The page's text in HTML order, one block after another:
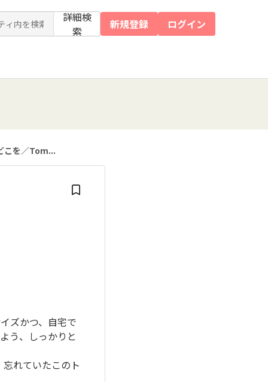
詳細検
索
新規登録 ログイン
こを／Tom...
ズかつ、自宅で
う、しっかりと
れていたこのト